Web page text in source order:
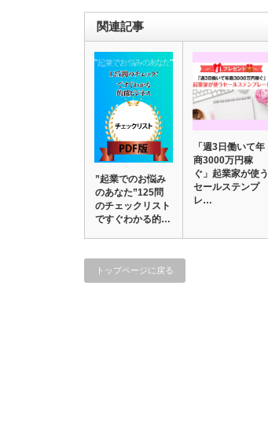
関連記事
”起業でのお悩み
のあなた”125問
のチェックリスト
ですぐわかる的…
「週3日働いて年
商3000万円稼
ぐ」起業家が使う
セールステンプ
レ…
トップページに戻る